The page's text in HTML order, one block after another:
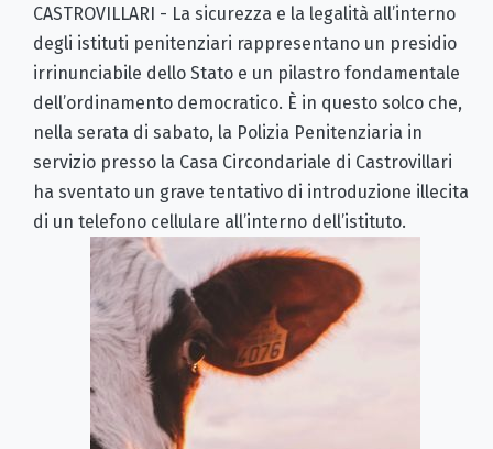
CASTROVILLARI - La sicurezza e la legalità all’interno
degli istituti penitenziari rappresentano un presidio
irrinunciabile dello Stato e un pilastro fondamentale
dell’ordinamento democratico. È in questo solco che,
nella serata di sabato, la Polizia Penitenziaria in
servizio presso la Casa Circondariale di Castrovillari
ha sventato un grave tentativo di introduzione illecita
di un telefono cellulare all’interno dell’istituto.